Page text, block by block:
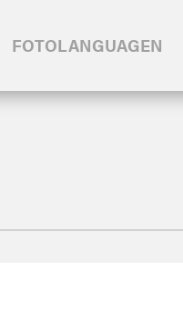
FOTOLANGUAGEN